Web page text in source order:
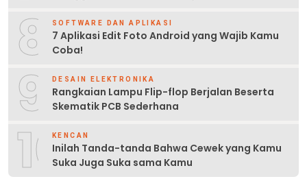
8 SOFTWARE DAN APLIKASI
7 Aplikasi Edit Foto Android yang Wajib Kamu
Coba!
9 DESAIN ELEKTRONIKA
Rangkaian Lampu Flip-flop Berjalan Beserta
Skematik PCB Sederhana
10KENCAN
Inilah Tanda-tanda Bahwa Cewek yang Kamu
Suka Juga Suka sama Kamu